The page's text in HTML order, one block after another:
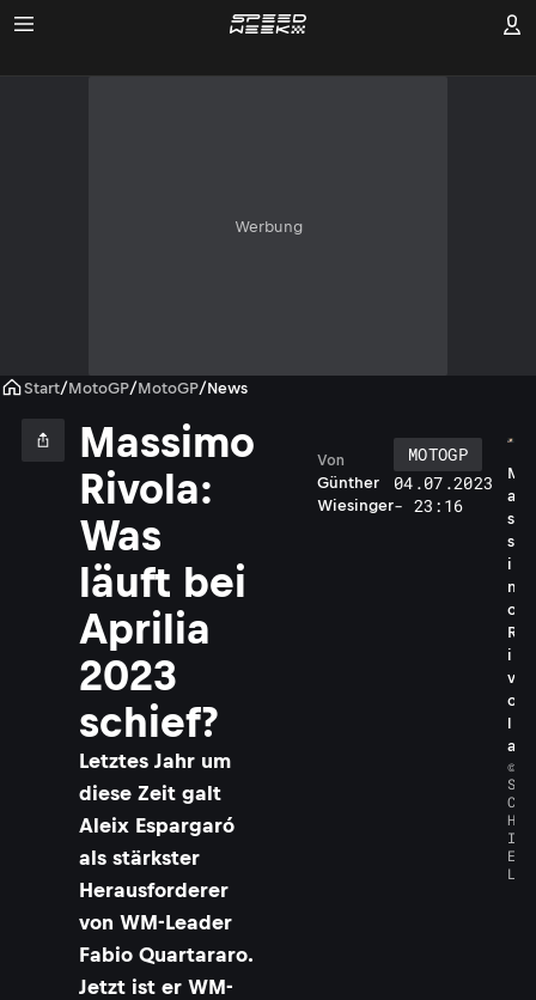
Werbung
Start/MotoGP/MotoGP/News
Massimo
Rivola:
Was
läuft bei
Aprilia
2023
schief?
Letztes Jahr um
diese Zeit galt
Aleix Espargaró
als stärkster
Herausforderer
von WM-Leader
Fabio Quartararo.
Jetzt ist er WM-
Günther
Wiesinger
Von
MOTOGP
04.07.2023
- 23:16
M
a
s
s
i
m
o
R
i
v
o
l
a
©
S
C
H
I
E
L